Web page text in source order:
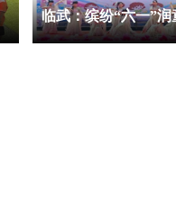
临武：缤纷“六一”润